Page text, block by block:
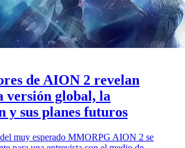
de AION 2 revelan
versión global, la
y sus planes futuros
muy esperado MMORPG AION 2 se